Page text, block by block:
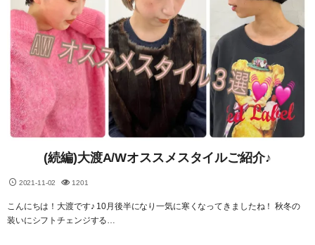
(続編)大渡A/Wオススメスタイルご紹介♪
2021-11-02 1201
こんにちは！大渡です♪ 10月後半になり一気に寒くなってきましたね！ 秋冬の
装いにシフトチェンジする…